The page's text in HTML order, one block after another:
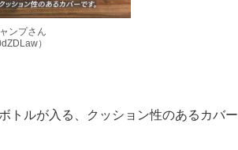
ンプさん
）
トルが入る、クッション性のあるカバー